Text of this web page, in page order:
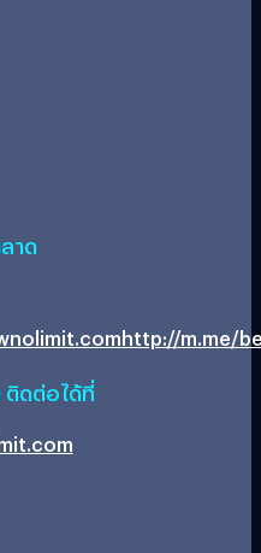
าด
http://m.me/
ดต่อได้ที่